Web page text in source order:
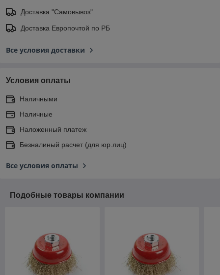
Доставка "Самовывоз"
Доставка Европочтой по РБ
Все условия доставки
Условия оплаты
Наличными
Наличные
Наложенный платеж
Безналиный расчет (для юр.лиц)
Все условия оплаты
Подобные товары компании